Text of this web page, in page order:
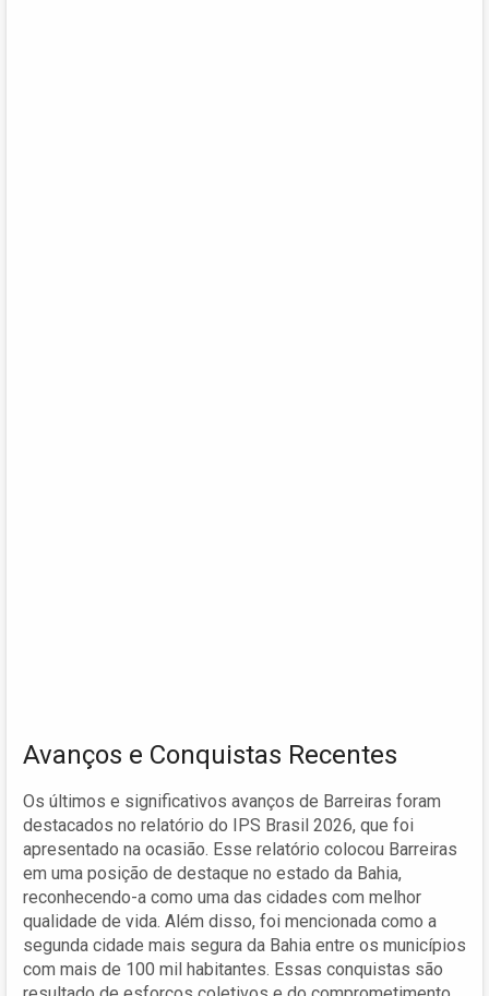
Avanços e Conquistas Recentes
Os últimos e significativos avanços de Barreiras foram
destacados no relatório do IPS Brasil 2026, que foi
apresentado na ocasião. Esse relatório colocou Barreiras
em uma posição de destaque no estado da Bahia,
reconhecendo-a como uma das cidades com melhor
qualidade de vida. Além disso, foi mencionada como a
segunda cidade mais segura da Bahia entre os municípios
com mais de 100 mil habitantes. Essas conquistas são